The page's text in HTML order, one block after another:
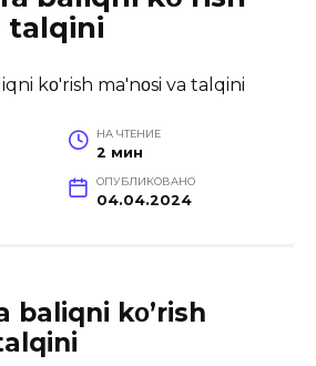
talqini
НА ЧТЕНИЕ
2 мин
ОПУБЛИКОВАНО
04.04.2024
baliqni kο’rish